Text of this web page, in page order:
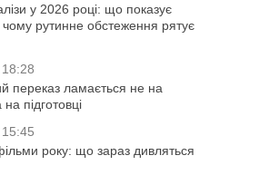
у 2026 році: що показує
чому рутинне обстеження рятує
переказ ламається не на
підготовці
року: що зараз дивляться